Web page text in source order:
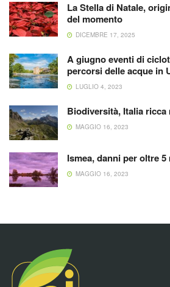
La Stella di Natale,
del momento
DICEMBRE 17, 2025
A giugno eventi di
percorsi delle acque in
LUGLIO 4, 2023
Biodiversità, Italia ricca
MAGGIO 16, 2023
Ismea, danni per oltre
MAGGIO 16, 2023